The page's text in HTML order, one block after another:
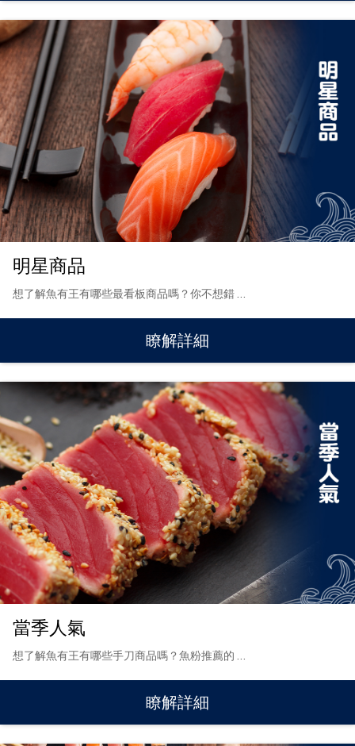
明星商品
想了解魚有王有哪些最看板商品嗎？你不想錯 …
瞭解詳細
當季人氣
想了解魚有王有哪些手刀商品嗎？魚粉推薦的 …
瞭解詳細